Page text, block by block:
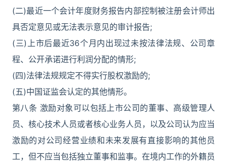
(二)最近一个会计年度财务报告内部控制被注册会计师出
具否定意见或无法表示意见的审计报告;
(三)上市后最近36个月内出现过未按法律法规、公司章
程、公开承诺进行利润分配的情形;
(四)法律法规规定不得实行股权激励的;
(五)中国证监会认定的其他情形。
第八条 激励对象可以包括上市公司的董事、高级管理人
员、核心技术人员或者核心业务人员，以及公司认为应当
激励的对公司经营业绩和未来发展有直接影响的其他员
工，但不应当包括独立董事和监事。在境内工作的外籍员